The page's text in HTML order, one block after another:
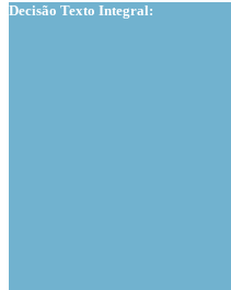
Decisão Texto Integral: